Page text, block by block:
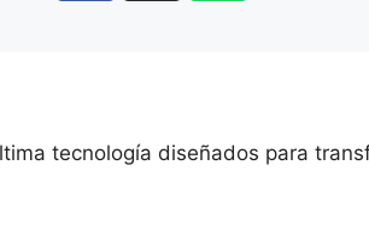
tecnología diseñados para